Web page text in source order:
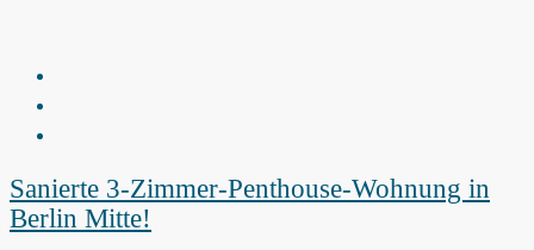
Sanierte 3-Zimmer-Penthouse-Wohnung in
Berlin Mitte!